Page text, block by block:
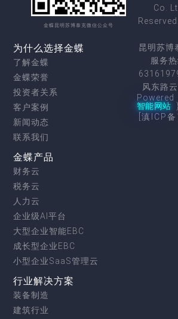
金蝶昆明苏博泰克微信公众号
为什么选择金蝶
了解金蝶
金蝶荣誉
投资者关系
客户案例
新闻动态
联系我们
金蝶产品
财务云
税务云
人力云
企业级AI平台
大型企业智能EBC
成长型企业EBC
小型企业SaaS管理云
行业解决方案
装备制造
建筑行业
Co.
昆明苏博
服务
风东路
智能网站
[滇ICP